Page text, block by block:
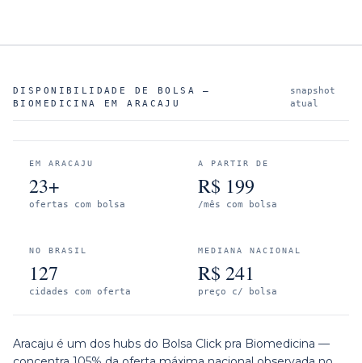
DISPONIBILIDADE DE BOLSA —
BIOMEDICINA
EMARACAJU
snapshot
atual
EM ARACAJU
23+
ofertas com bolsa
A PARTIR DE
R$ 199
/mês com bolsa
NO BRASIL
127
cidades com oferta
MEDIANA NACIONAL
R$ 241
preço c/ bolsa
Aracaju é um dos hubs do Bolsa Click pra Biomedicina —